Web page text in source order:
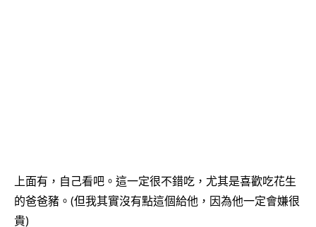
上面有，自己看吧。這一定很不錯吃，尤其是喜歡吃花生
的爸爸豬。(但我其實沒有點這個給他，因為他一定會嫌很
貴)